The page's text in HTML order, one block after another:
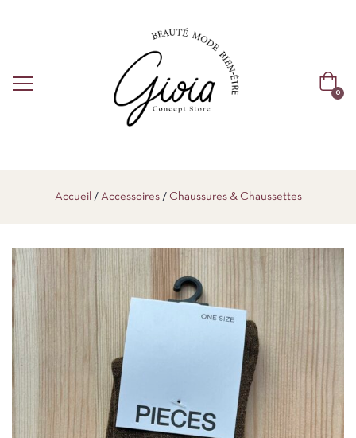
0
Accueil Accessoires Chaussures & Chaussettes